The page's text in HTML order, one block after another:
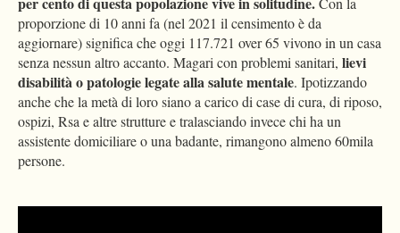
proporzione di 10 anni fa (nel 2021 il censimento è da
aggiornare) significa che oggi 117.721 over 65 vivono in un casa
senza nessun altro accanto. Magari con problemi sanitari, lievi
disabilità o patologie legate alla salute mentale. Ipotizzando
anche che la metà di loro siano a carico di case di cura, di riposo,
ospizi, Rsa e altre strutture e tralasciando invece chi ha un
assistente domiciliare o una badante, rimangono almeno 60mila
persone.